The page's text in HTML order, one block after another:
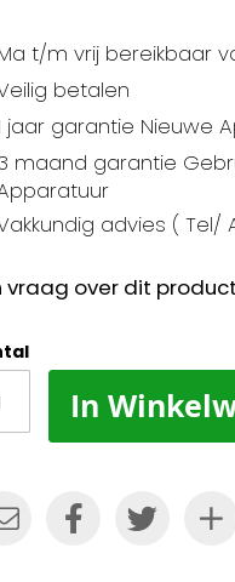
t/m vrij bereikbaar
betalen
jaar garantie Nieuwe
maand garantie
advies ( Tel/
vraag over dit
In